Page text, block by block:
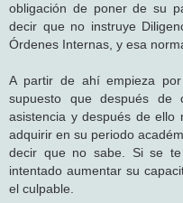
obligación de poner de su
decir que no instruye
Órdenes Internas, y esa
A partir de ahí empieza
supuesto que después de
asistencia y después de ello
adquirir en su periodo
decir que no sabe. Si se
intentado aumentar su
el culpable.